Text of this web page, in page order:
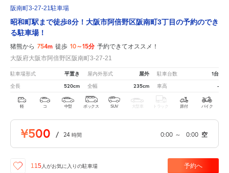
阪南町3-27-21駐車場
昭和町駅まで徒歩8分！大阪市阿倍野区阪南町3丁目の予約のでき
る駐車場！
猪熊から 754m 徒歩 10～15分 予約できてオススメ！
大阪府大阪市阿倍野区阪南町3-27-21
駐車場形式 平置き 屋内外形式 屋外 駐車台数 1台
全長 520cm 全幅 235cm 車高 -
軽 コ 中型 ボックス SUV 大型車 トラック 原付 バイク
¥500 / 24 時間 0:00 ～ 0:00 空
115 人がお気に入りの駐車場 予約へ